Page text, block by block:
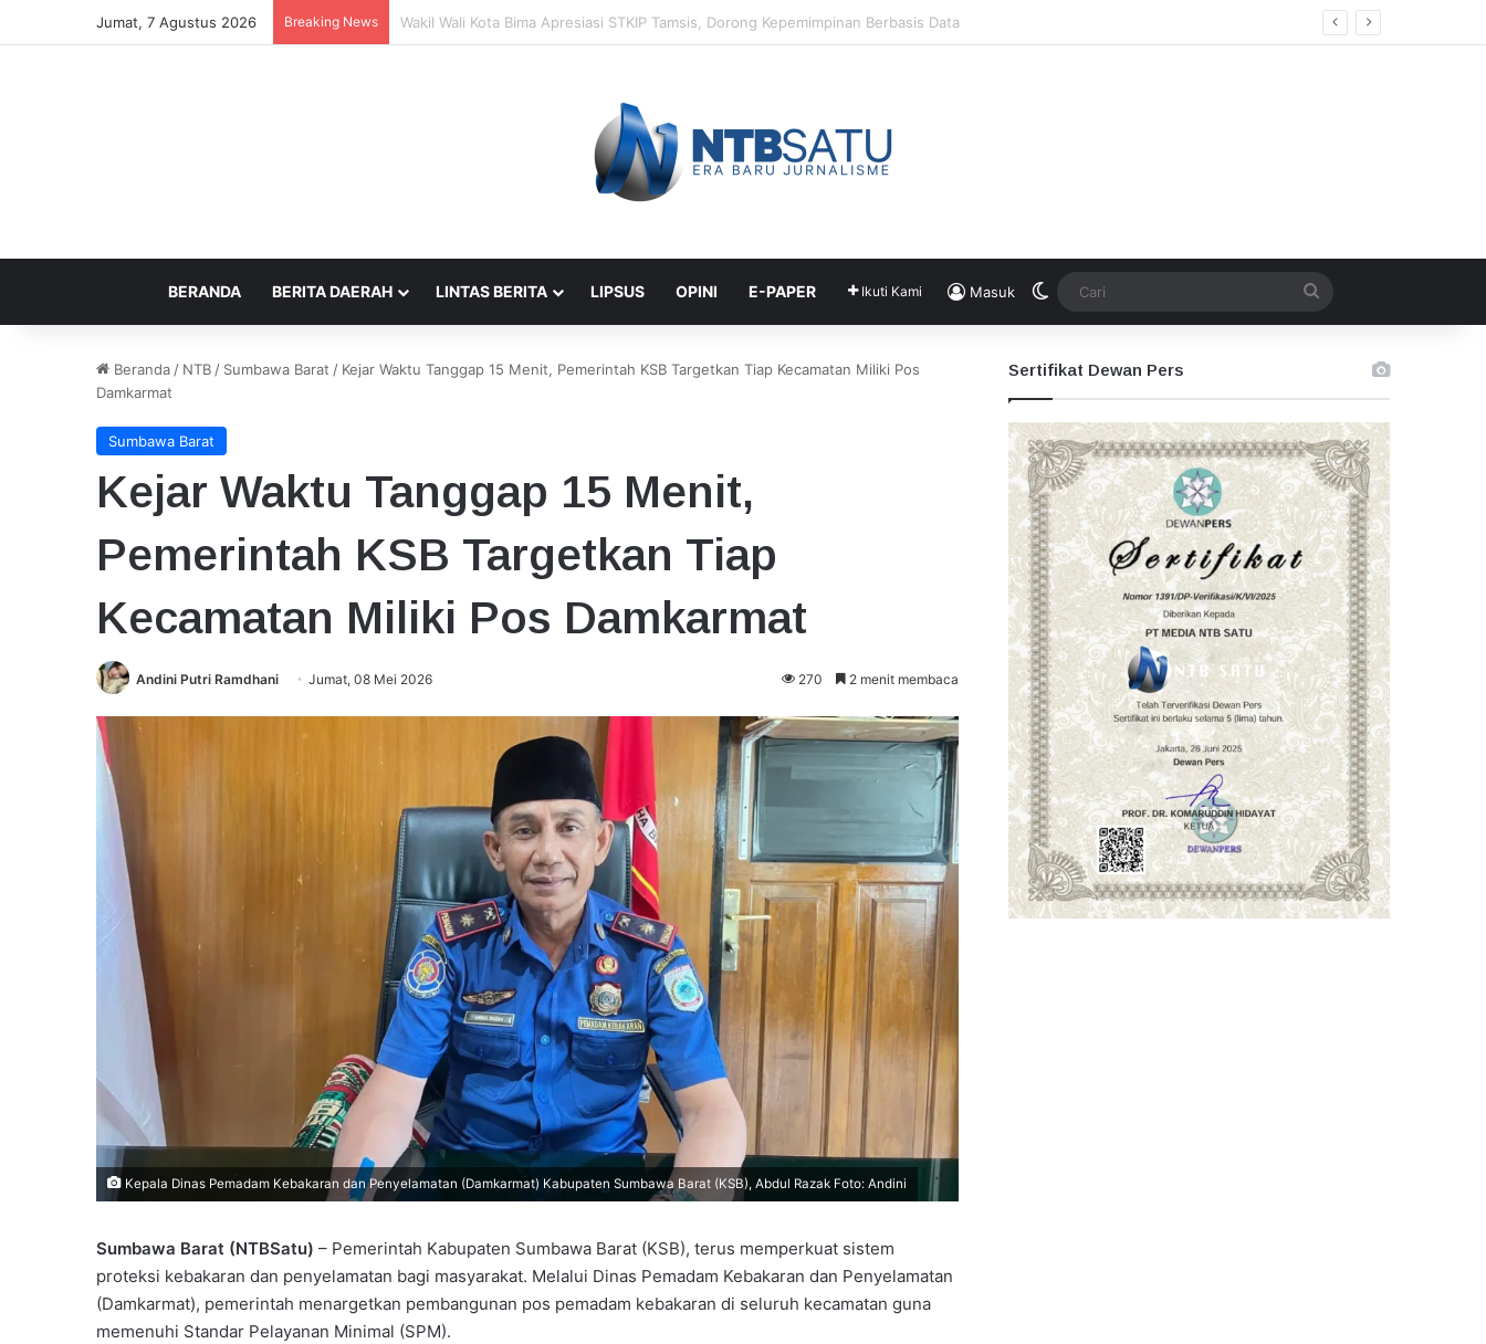
Jumat, 7 Agustus 2026 Breaking News Kepercayaan Jadi Kunci Utama Kepemimpinan Digital, Bukan Sekadar Teknologi
BERANDA BERITA DAERAH LINTAS BERITA LIPSUS OPINI E-PAPER Ikuti Kami Masuk Switch skin
Beranda / NTB / Sumbawa Barat / Kejar Waktu Tanggap 15 Menit, Pemerintah KSB Targetkan Tiap Kecamatan Miliki Pos
Damkarmat
Sumbawa Barat
Kejar Waktu Tanggap 15 Menit,
Pemerintah KSB Targetkan Tiap
Kecamatan Miliki Pos Damkarmat
Andini Putri Ramdhani Jumat, 08 Mei 2026 270 2 menit membaca
Kepala Dinas Pemadam Kebakaran dan Penyelamatan (Damkarmat) Kabupaten Sumbawa Barat (KSB), Abdul Razak Foto: Andini
Sumbawa Barat (NTBSatu) – Pemerintah Kabupaten Sumbawa Barat (KSB), terus memperkuat sistem
proteksi kebakaran dan penyelamatan bagi masyarakat. Melalui Dinas Pemadam Kebakaran dan Penyelamatan
(Damkarmat), pemerintah menargetkan pembangunan pos pemadam kebakaran di seluruh kecamatan guna
memenuhi Standar Pelayanan Minimal (SPM).
Sertifikat Dewan Pers